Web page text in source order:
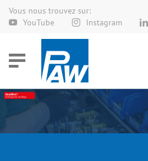
Vous nous trouvez sur:
YouTube
Instagram
Allez